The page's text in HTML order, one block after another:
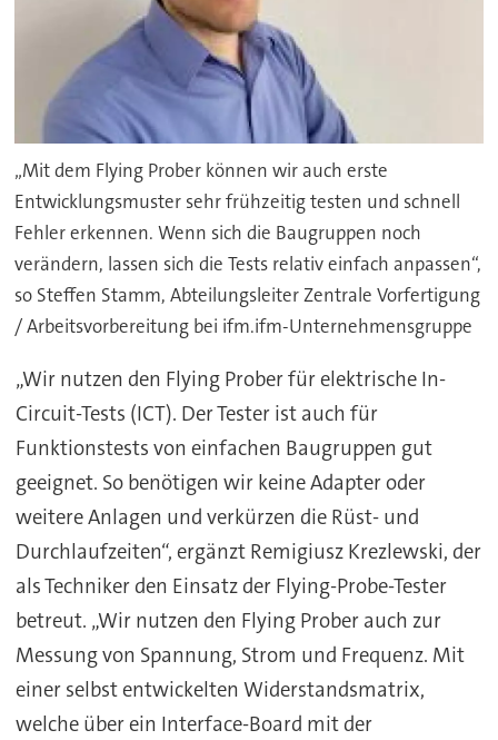
„Mit dem Flying Prober können wir auch erste
Entwicklungsmuster sehr frühzeitig testen und schnell
Fehler erkennen. Wenn sich die Baugruppen noch
verändern, lassen sich die Tests relativ einfach anpassen“,
so Steffen Stamm, Abteilungsleiter Zentrale Vorfertigung
/ Arbeitsvorbereitung bei ifm.ifm-Unternehmensgruppe
„Wir nutzen den Flying Prober für elektrische In-
Circuit-Tests (ICT). Der Tester ist auch für
Funktionstests von einfachen Baugruppen gut
geeignet. So benötigen wir keine Adapter oder
weitere Anlagen und verkürzen die Rüst- und
Durchlaufzeiten“, ergänzt Remigiusz Krezlewski, der
als Techniker den Einsatz der Flying-Probe-Tester
betreut. „Wir nutzen den Flying Prober auch zur
Messung von Spannung, Strom und Frequenz. Mit
einer selbst entwickelten Widerstandsmatrix,
welche über ein Interface-Board mit der